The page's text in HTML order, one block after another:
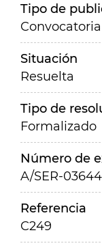
Tipo de
Situación
Resuelta
Tipo de
Formalizado
Número de
A/SER-
Referencia
C249